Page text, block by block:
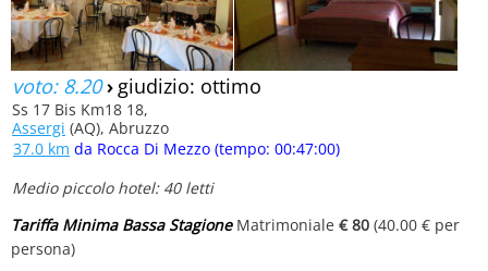
voto: 8.20› giudizio: ottimo
Ss 17 Bis Km18 18,
Assergi (AQ), Abruzzo
37.0 km da Rocca Di Mezzo (tempo: 00:47:00)
Medio piccolo hotel: 40 letti
Tariffa Minima Bassa StagioneMatrimoniale € 80 (40.00 € per
persona)